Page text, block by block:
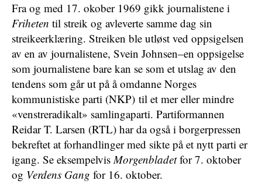
Fra og med 17. okober 1969 gikk journalistene i
Friheten til streik og avleverte samme dag sin
streikeerklæring. Streiken ble utløst ved oppsigelsen
av en av journalistene, Svein Johnsen–en oppsigelse
som journalistene bare kan se som et utslag av den
tendens som går ut på å omdanne Norges
kommunistiske parti (NKP) til et mer eller mindre
«venstreradikalt» samlingaparti. Partiformannen
Reidar T. Larsen (RTL) har da også i borgerpressen
bekreftet at forhandlinger med sikte på et nytt parti er
igang. Se eksempelvisMorgenbladetfor 7. oktober
og Verdens Gang for 16. oktober.